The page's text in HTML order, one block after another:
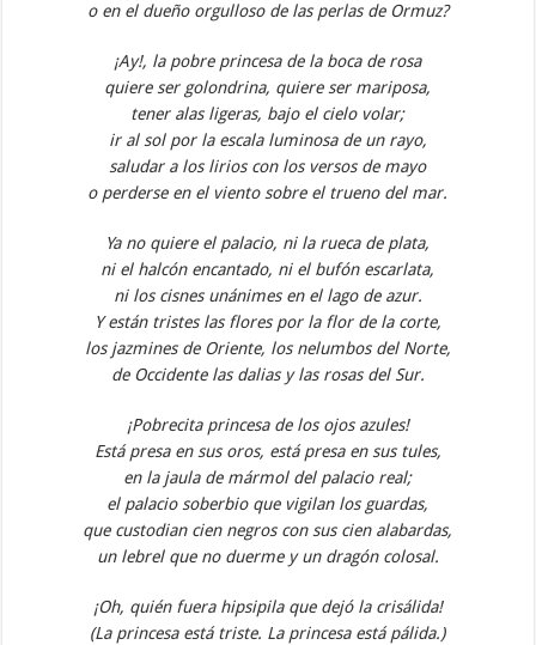
o en el dueño orgulloso de las perlas de Ormuz?
¡Ay!, la pobre princesa de la boca de rosa
quiere ser golondrina, quiere ser mariposa,
tener alas ligeras, bajo el cielo volar;
ir al sol por la escala luminosa de un rayo,
saludar a los lirios con los versos de mayo
o perderse en el viento sobre el trueno del mar.
Ya no quiere el palacio, ni la rueca de plata,
ni el halcón encantado, ni el bufón escarlata,
ni los cisnes unánimes en el lago de azur.
Y están tristes las flores por la flor de la corte,
los jazmines de Oriente, los nelumbos del Norte,
de Occidente las dalias y las rosas del Sur.
¡Pobrecita princesa de los ojos azules!
Está presa en sus oros, está presa en sus tules,
en la jaula de mármol del palacio real;
el palacio soberbio que vigilan los guardas,
que custodian cien negros con sus cien alabardas,
un lebrel que no duerme y un dragón colosal.
¡Oh, quién fuera hipsipila que dejó la crisálida!
(La princesa está triste. La princesa está pálida.)